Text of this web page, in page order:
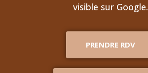
visible sur Google.
PRENDRE RDV